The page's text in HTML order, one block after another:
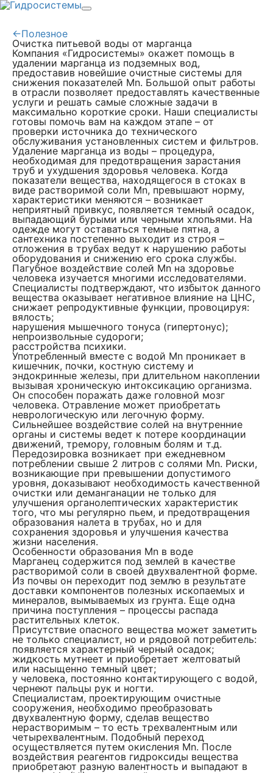
←Полезное
Очистка питьевой воды от марганца
Компания «Гидросистемы» окажет помощь в
удалении марганца из подземных вод,
предоставив новейшие очистные системы для
снижения показателей Mn. Большой опыт работы
в отрасли позволяет предоставлять качественные
услуги и решать самые сложные задачи в
максимально короткие сроки. Наши специалисты
готовы помочь вам на каждом этапе – от
проверки источника до технического
обслуживания установленных систем и фильтров.
Удаление марганца из воды – процедура,
необходимая для предотвращения зарастания
труб и ухудшения здоровья человека. Когда
показатели вещества, находящегося в стоках в
виде растворимой соли Mn, превышают норму,
характеристики меняются – возникает
неприятный привкус, появляется темный осадок,
выпадающий бурыми или черными хлопьями. На
одежде могут оставаться темные пятна, а
сантехника постепенно выходит из строя –
отложения в трубах ведут к нарушению работы
оборудования и снижению его срока службы.
Пагубное воздействие солей Mn на здоровье
человека изучается многими исследователями.
Специалисты подтверждают, что избыток данного
вещества оказывает негативное влияние на ЦНС,
снижает репродуктивные функции, провоцируя:
вялость;
нарушения мышечного тонуса (гипертонус);
непроизвольные судороги;
расстройства психики.
Употребленный вместе с водой Mn проникает в
кишечник, почки, костную систему и
эндокринные железы, при длительном накоплении
вызывая хроническую интоксикацию организма.
Он способен поражать даже головной мозг
человека. Отравление может приобретать
неврологическую или легочную форму.
Сильнейшее воздействие солей на внутренние
органы и системы ведет к потере координации
движений, тремору, головным болям и т.д.
Передозировка возникает при ежедневном
потреблении свыше 2 литров с солями Mn. Риски,
возникающие при превышении допустимого
уровня, доказывают необходимость качественной
очистки или деманганации не только для
улучшения органолептических характеристик
того, что мы регулярно пьем, и предотвращения
образования налета в трубах, но и для
сохранения здоровья и улучшения качества
жизни населения.
Особенности образования Mn в воде
Марганец содержится под землей в качестве
растворимой соли в своей двухвалентной форме.
Из почвы он переходит под землю в результате
доставки компонентов полезных ископаемых и
минералов, вымываемых из грунта. Еще одна
причина поступления – процессы распада
растительных клеток.
Присутствие опасного вещества может заметить
не только специалист, но и рядовой потребитель:
появляется характерный черный осадок;
жидкость мутнеет и приобретает желтоватый
или насыщенно темный цвет;
у человека, постоянно контактирующего с водой,
чернеют пальцы рук и ногти.
Специалистам, проектирующим очистные
сооружения, необходимо преобразовать
двухвалентную форму, сделав вещество
нерастворимым – то есть трехвалентным или
четырехвалентным. Подобный переход
осуществляется путем окисления Mn. После
воздействия реагентов гидроксиды вещества
приобретают разную валентность и выпадают в